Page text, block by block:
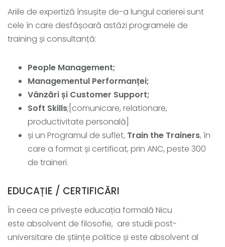
Ariile de expertiză însușite de-a lungul carierei sunt
cele în care desfășoară astăzi programele de
training și consultanță:
People Management;
Managementul Performanței;
Vânzări și Customer Support;
Soft Skills;[comunicare, relationare,
productivitate personală]
și un Programul de suflet, Train the Trainers, în
care a format și certificat, prin ANC, peste 300
de traineri.
EDUCAȚIE / CERTIFICĂRI
În ceea ce privește educația formală Nicu
este absolvent de filosofie, are studii post-
universitare de științe politice și este absolvent al